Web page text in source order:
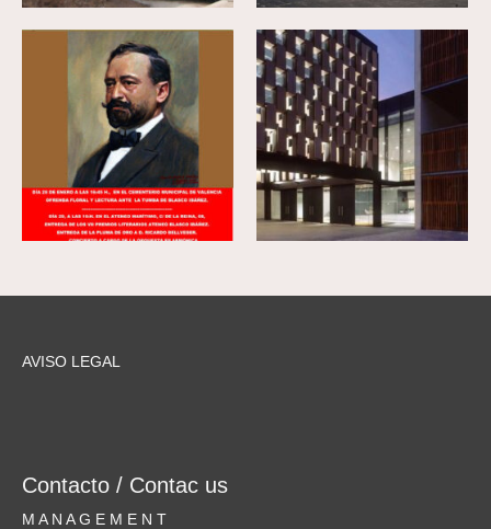
AVISO LEGAL
Contacto / Contac us
M A N A G E M E N T